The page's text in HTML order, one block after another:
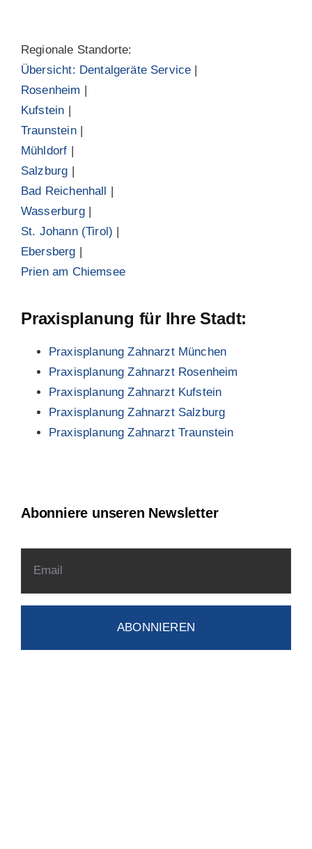
Regionale Standorte:
Übersicht: Dentalgeräte Service |
Rosenheim |
Kufstein |
Traunstein|
Mühldorf |
Salzburg |
Bad Reichenhall |
Wasserburg|
St. Johann (Tirol) |
Ebersberg |
Prien am Chiemsee
Praxisplanung für Ihre Stadt:
Praxisplanung Zahnarzt München
Praxisplanung Zahnarzt Rosenheim
Praxisplanung Zahnarzt Kufstein
Praxisplanung Zahnarzt Salzburg
Praxisplanung Zahnarzt Traunstein
Abonniere unseren Newsletter
ABONNIEREN